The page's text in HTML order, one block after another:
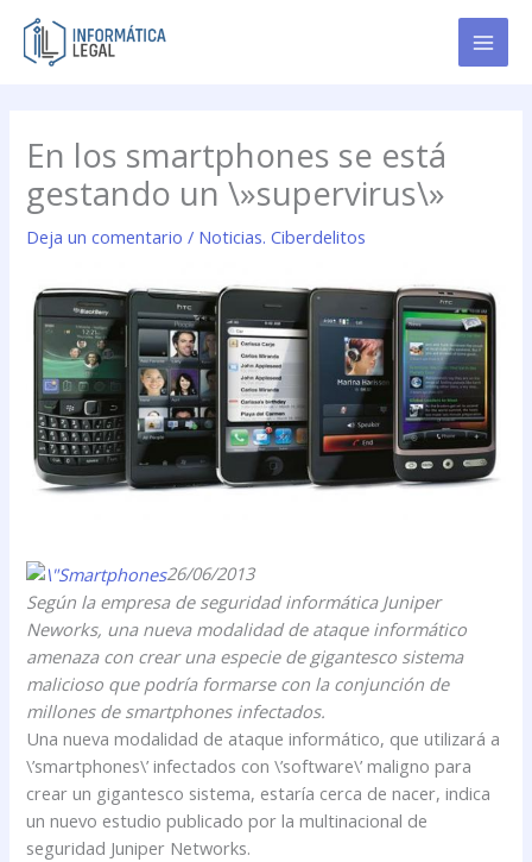
contenido
En los smartphones se está
gestando un \»supervirus\»
Deja un comentario / Noticias. Ciberdelitos
26/06/2013
Según la empresa de seguridad informática Juniper
Neworks, una nueva modalidad de ataque informático
amenaza con crear una especie de gigantesco sistema
malicioso que podría formarse con la conjunción de
millones de smartphones infectados.
Una nueva modalidad de ataque informático, que utilizará a
\’smartphones\’ infectados con \’software\’ maligno para
crear un gigantesco sistema, estaría cerca de nacer, indica
un nuevo estudio publicado por la multinacional de
seguridad Juniper Networks.